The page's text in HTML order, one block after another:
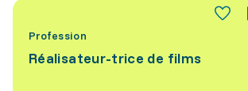
Profession
Réalisateur-trice de films